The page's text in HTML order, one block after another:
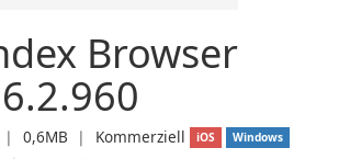
Browser
❘ 0,6MB ❘ Kommerziell iOS Windows